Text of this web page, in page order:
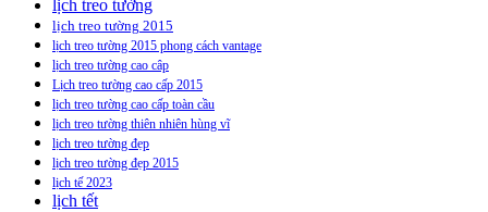
lịch treo tường
lịch treo tường 2015
lịch treo tường 2015 phong cách vantage
lịch treo tường cao câp
Lịch treo tường cao cấp 2015
lịch treo tường cao cấp toàn cầu
lịch treo tường thiên nhiên hùng vĩ
lịch treo tường đẹp
lịch treo tường đẹp 2015
lịch tế 2023
lịch tết